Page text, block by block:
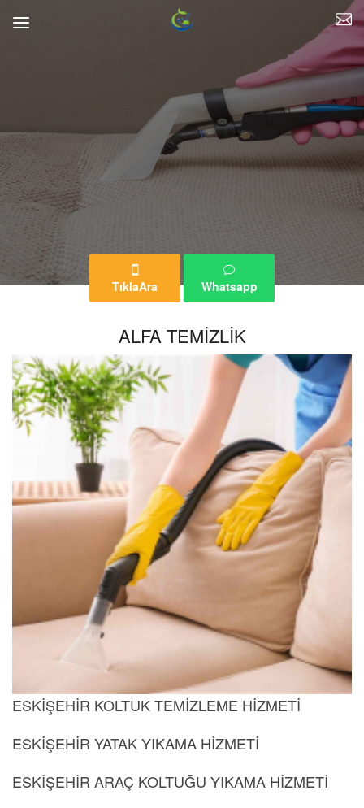
TıklaAra Whatsapp
ALFA TEMİZLİK
ESKİŞEHİR KOLTUK TEMİZLEME HİZMETİ
ESKİŞEHİR YATAK YIKAMA HİZMETİ
ESKİŞEHİR ARAÇ KOLTUĞU YIKAMA HİZMETİ